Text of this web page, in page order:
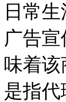
日常
广告
味着
是指